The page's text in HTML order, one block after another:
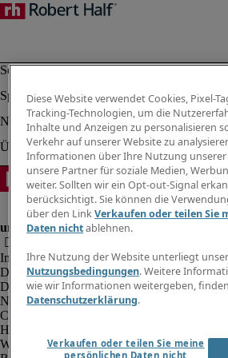
Impressum
Datenschutz
Datenschutz Arbeitnehmer/Zeitarbeitskräfte
Nutzungsbedingungen
Cookies
Hinweisgebersystem
Webmaster Feedback
Diese Website verwendet Cookies, Pixel-
Tracking-Technologien, um die
Inhalte und Anzeigen zu personalisieren
Verkehr auf unserer Website zu
Informationen über Ihre Nutzung unserer
unsere Partner für soziale Medien,
weiter. Sollten wir ein Opt-out-Signal
berücksichtigt. Sie können die
über den LinkVerkaufen oder teilen Sie
Daten nichtablehnen.
Ihre Nutzung der Website unterliegt
Nutzungsbedingungen. Weitere
wie wir Informationen weitergeben,
Datenschutzerklärung.
Verkaufen oder teilen Sie meine
persönlichen Daten nicht